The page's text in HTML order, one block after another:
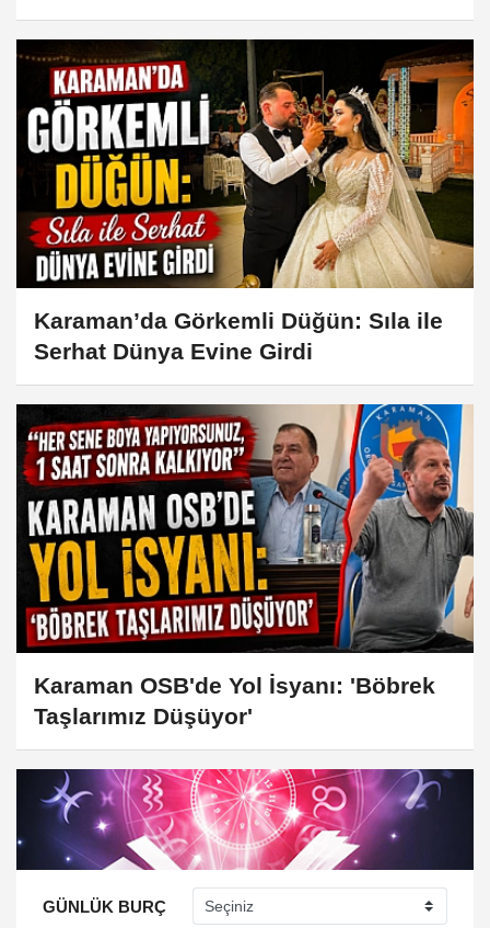
Karaman’da Görkemli Düğün: Sıla ile
Serhat Dünya Evine Girdi
Karaman OSB'de Yol İsyanı: 'Böbrek
Taşlarımız Düşüyor'
GÜNLÜK BURÇ